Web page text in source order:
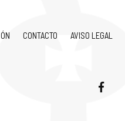
CONTACTO AVISO LEGAL